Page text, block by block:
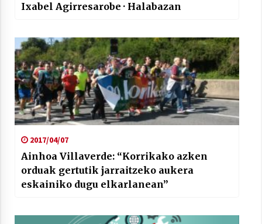
Ixabel Agirresarobe · Halabazan
2017/04/07
Ainhoa Villaverde: “Korrikako azken
orduak gertutik jarraitzeko aukera
eskainiko dugu elkarlanean”